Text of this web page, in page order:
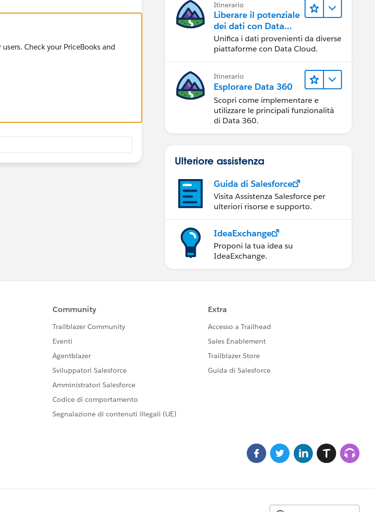
Check your PriceBooks and
Itinerario
Liberare il potenziale
dei dati con Data
Cloud
Unifica i dati provenienti da diverse
piattaforme con Data Cloud.
Itinerario
Esplorare Data 360
Scopri come implementare e
utilizzare le principali funzionalità
di Data 360.
Ulteriore assistenza
Guida di Salesforce
Visita Assistenza Salesforce per
ulteriori risorse e supporto.
IdeaExchange
Proponi la tua idea su
IdeaExchange.